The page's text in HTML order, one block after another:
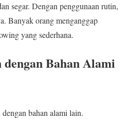
segar. Dengan penggunaan rutin,
Banyak orang menganggap
yang sederhana.
Bahan Alami
bahan alami lain.